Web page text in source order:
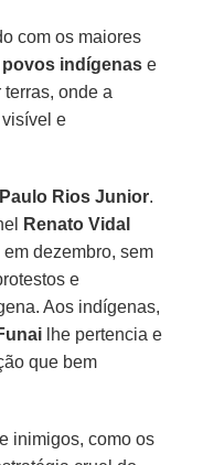
com os maiores
indígenas e
onde a
e
Paulo Rios Junior.
Renato Vidal
dezembro, sem
e
Aos indígenas,
lhe pertencia e
que bem
inimigos, como os